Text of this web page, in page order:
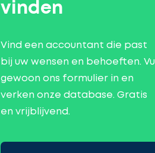
vinden
Vind een accountant die past
bij uw wensen en behoeften. Vul
gewoon ons formulier in en
verken onze database. Gratis
en vrijblijvend.